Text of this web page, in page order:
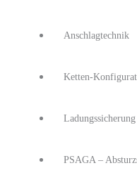
Anschlagtechnik
Ketten-
Ladungssicherung
PSAGA –